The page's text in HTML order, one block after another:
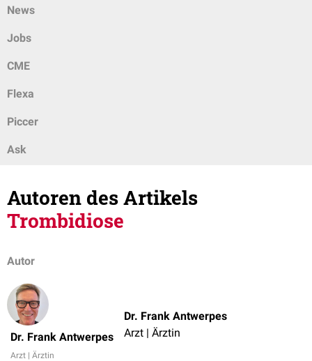
News
Jobs
CME
Flexa
Piccer
Ask
Autoren des Artikels
Trombidiose
Autor
Dr. Frank Antwerpes
Arzt | Ärztin
Dr. Frank Antwerpes
Arzt | Ärztin